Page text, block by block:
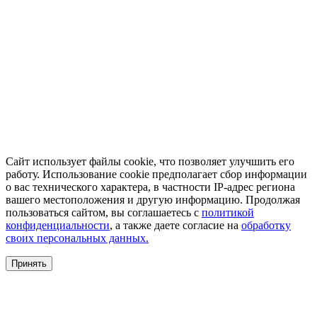
Сайт использует файлы cookie, что позволяет улучшить его
работу. Использование cookie предполагает сбор информации
о вас технического характера, в частности IP-адрес региона
вашего местоположения и другую информацию. Продолжая
пользоваться сайтом, вы соглашаетесь с политикой
конфиденциальности, а также даете согласие на обработку
своих персональных данных.
Принять